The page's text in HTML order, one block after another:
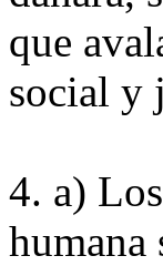
que
social y
4. a)
humana